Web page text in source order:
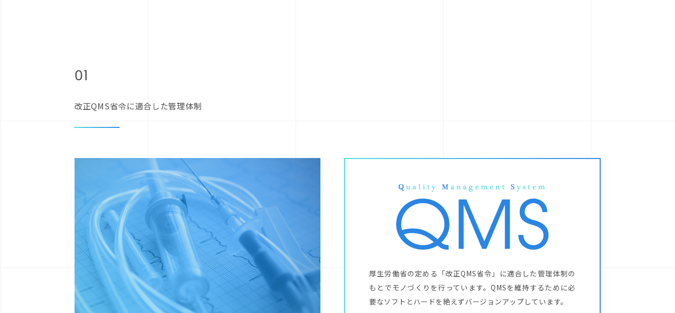
01
改正QMS省令に適合した管理体制
厚生労働省の定める「改正QMS省令」に適合した管理体制の
もとでモノづくりを行っています。QMSを維持するために必
要なソフトとハードを絶えずバージョンアップしています。